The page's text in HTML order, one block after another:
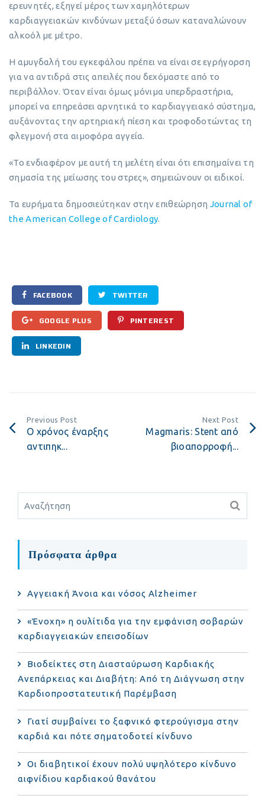
ερευνητές, εξηγεί μέρος των χαμηλότερων
καρδιαγγειακών κινδύνων μεταξύ όσων καταναλώνουν
αλκοόλ με μέτρο.
Η αμυγδαλή του εγκεφάλου πρέπει να είναι σε εγρήγορση
για να αντιδρά στις απειλές που δεχόμαστε από το
περιβάλλον. Όταν είναι όμως μόνιμα υπερδραστήρια,
μπορεί να επηρεάσει αρνητικά το καρδιαγγειακό σύστημα,
αυξάνοντας την αρτηριακή πίεση και τροφοδοτώντας τη
φλεγμονή στα αιμοφόρα αγγεία.
«Το ενδιαφέρον με αυτή τη μελέτη είναι ότι επισημαίνει τη
σημασία της μείωσης του στρες», σημειώνουν οι ειδικοί.
Τα ευρήματα δημοσιεύτηκαν στην επιθεώρηση Journal of
the American College of Cardiology.
FACEBOOK TWITTER
GOOGLE PLUS PINTEREST
LINKEDIN
Previous Post
Ο χρόνος έναρξης
αντιπηκ...
Next Post
Magmaris: Stent από
βιοαπορροφή...
Πρόσφατα άρθρα
Αγγειακή Άνοια και νόσος Alzheimer
«Ένοχη» η ουλίτιδα για την εμφάνιση σοβαρών
καρδιαγγειακών επεισοδίων
Βιοδείκτες στη Διασταύρωση Καρδιακής
Ανεπάρκειας και Διαβήτη: Από τη Διάγνωση στην
Καρδιοπροστατευτική Παρέμβαση
Γιατί συμβαίνει το ξαφνικό φτερούγισμα στην
καρδιά και πότε σηματοδοτεί κίνδυνο
Οι διαβητικοί έχουν πολύ υψηλότερο κίνδυνο
αιφνίδιου καρδιακού θανάτου